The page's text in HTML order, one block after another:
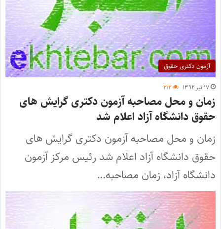
آزمون دکتری حقوق
۱۷ تیر ۱۳۹۲ ۲۱۲
زمان و محل مصاحبه آزمون دکتری گرایش های
حقوق دانشگاه آزاد اعلام شد
زمان و محل مصاحبه آزمون دکتری گرایش های
حقوق دانشگاه آزاد اعلام شد رئیس مرکز آزمون
دانشگاه آزاد، زمان مصاحبه…